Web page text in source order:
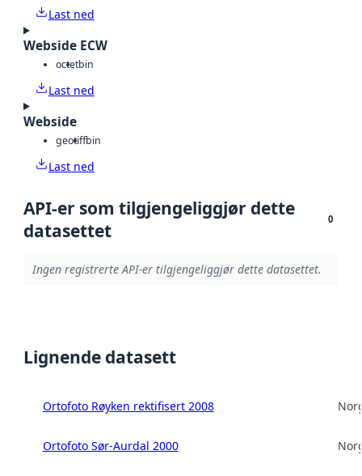
Last ned
Webside ECW
octetbin
Last ned
Webside
geotiffbin
Last ned
API-er som tilgjengeliggjør dette
datasettet
0
Ingen registrerte API-er tilgjengeliggjør dette datasettet.
Lignende datasett
Ortofoto Røyken rektifisert 2008
Ortofoto Sør-Aurdal 2000